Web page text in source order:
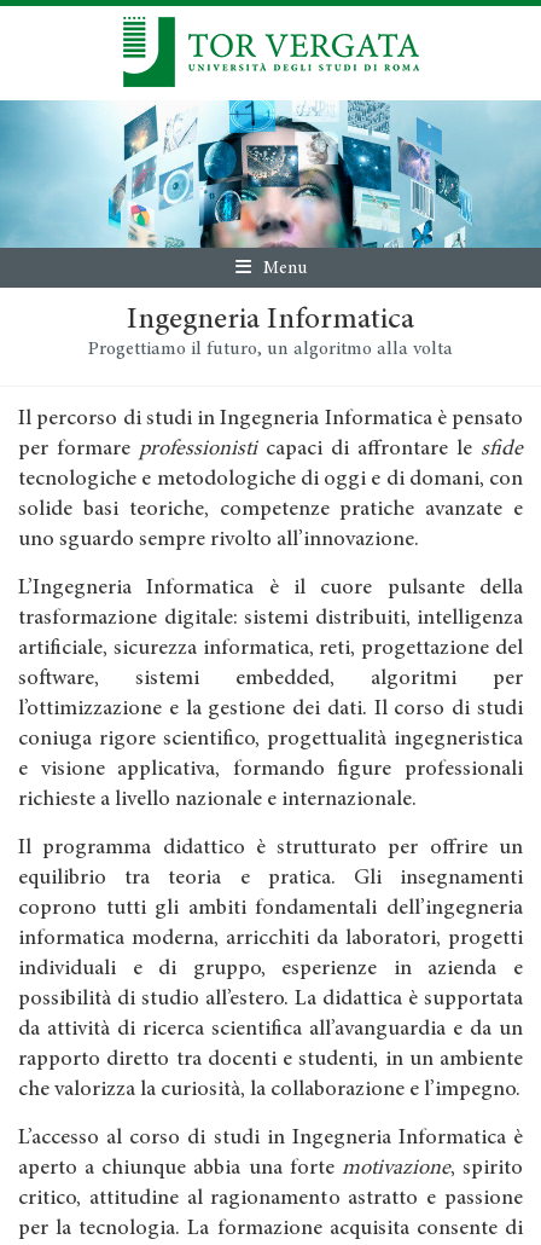
Menu
Ingegneria Informatica
Progettiamo il futuro, un algoritmo alla volta
Il percorso di studi in Ingegneria Informatica è pensato
per formare professionisticapaci di affrontare le sfide
tecnologiche e metodologiche di oggi e di domani, con
solide basi teoriche, competenze pratiche avanzate e
uno sguardo sempre rivolto all’innovazione.
L’Ingegneria Informatica è il cuore pulsante della
trasformazione digitale: sistemi distribuiti, intelligenza
artificiale, sicurezza informatica, reti, progettazione del
software, sistemi embedded, algoritmi per
l’ottimizzazione e la gestione dei dati. Il corso di studi
coniuga rigore scientifico, progettualità ingegneristica
e visione applicativa, formando figure professionali
richieste a livello nazionale e internazionale.
Il programma didattico è strutturato per offrire un
equilibrio tra teoria e pratica. Gli insegnamenti
coprono tutti gli ambiti fondamentali dell’ingegneria
informatica moderna, arricchiti da laboratori, progetti
individuali e di gruppo, esperienze in azienda e
possibilità di studio all’estero. La didattica è supportata
da attività di ricerca scientifica all’avanguardia e da un
rapporto diretto tra docenti e studenti, in un ambiente
che valorizza la curiosità, la collaborazione e l’impegno.
L’accesso al corso di studi in Ingegneria Informatica è
aperto a chiunque abbia una forte motivazione, spirito
critico, attitudine al ragionamento astratto e passione
per la tecnologia. La formazione acquisita consente di